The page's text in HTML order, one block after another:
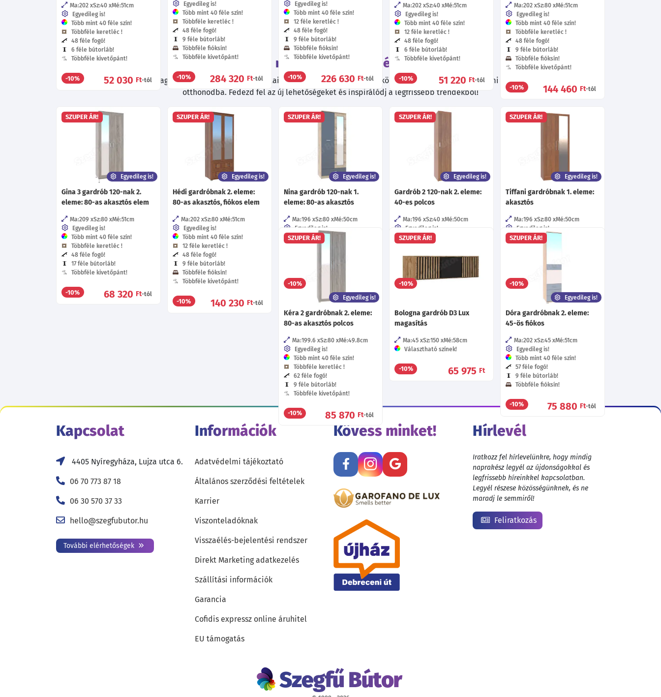
Ma:202 Sz:40 Mé:51cm
Egyedileg is!
Több mint 40 féle szín!
Többféle keretléc !
48 féle fogó!
6 féle bútorláb!
Többféle kivetőpánt!
-10% 52 030 Ft-tól
Egyedileg is!
Több mint 40 féle szín!
Többféle keretléc !
48 féle fogó!
9 féle bútorláb!
Többféle fióksín!
Többféle kivetőpánt!
-10% 284 320 Ft-tól
Egyedileg is!
Több mint 40 féle szín!
12 féle keretléc !
48 féle fogó!
9 féle bútorláb!
Többféle fióksín!
Többféle kivetőpánt!
-10% 226 630 Ft-tól
Ma:202 Sz:40 Mé:51cm
Egyedileg is!
Több mint 40 féle szín!
12 féle keretléc !
48 féle fogó!
6 féle bútorláb!
Többféle kivetőpánt!
-10% 51 220 Ft-tól
Ma:202 Sz:80 Mé:51cm
Egyedileg is!
Több mint 40 féle szín!
Többféle keretléc !
48 féle fogó!
9 féle bútorláb!
Többféle fióksín!
Többféle kivetőpánt!
-10% 144 460 Ft-tól
Tekintsd meg ezeket a termékeket is!
Böngészés közben ne hagyd ki a további kiváló ajánlatainkat! Válogatott termékeink között biztosan találsz olyat, ami tökéletesen illeszkedik
otthonodba. Fedezd fel az új lehetőségeket és inspirálódj a legfrissebb trendekből!
SZUPER ÁR!
Egyedileg is!
Gina 3 gardrób 120-nak 2.
eleme: 80-as akasztós elem
Ma:209 Sz:80 Mé:51cm
Egyedileg is!
Több mint 40 féle szín!
Többféle keretléc !
48 féle fogó!
17 féle bútorláb!
Többféle kivetőpánt!
-10% 68 320 Ft-tól
SZUPER ÁR!
Egyedileg is!
Hédi gardróbnak 2. eleme:
80-as akasztós, fiókos elem
Ma:202 Sz:80 Mé:51cm
Egyedileg is!
Több mint 40 féle szín!
12 féle keretléc !
48 féle fogó!
9 féle bútorláb!
Többféle fióksín!
Többféle kivetőpánt!
-10% 140 230 Ft-tól
SZUPER ÁR!
Egyedileg is!
Nina gardrób 120-nak 1.
eleme: 80-as akasztós
Ma:196 Sz:80 Mé:50cm
Egyedileg is!
Több mint 40 féle szín!
Többféle kivetőpánt!
-10%
SZUPER ÁR!
Egyedileg is!
Gardrób 2 120-nak 2. eleme:
40-es polcos
Ma:196 Sz:40 Mé:50cm
Egyedileg is!
Több mint 40 féle szín!
48 féle fogó!
Többféle kivetőpánt!
-10%
SZUPER ÁR!
Egyedileg is!
Tiffani gardróbnak 1. eleme:
akasztós
Ma:196 Sz:80 Mé:50cm
Egyedileg is!
Több mint 40 féle szín!
Többféle kivetőpánt!
-10% 68 500
SZUPER ÁR!
Egyedileg is!
Kéra 2 gardróbnak 2. eleme:
80-as akasztós polcos
Ma:199.6 Sz:80 Mé:49.8cm
Egyedileg is!
Több mint 40 féle szín!
Többféle keretléc !
62 féle fogó!
9 féle bútorláb!
Többféle kivetőpánt!
-10% 85 870 Ft-tól
SZUPER ÁR!
Bologna gardrób D3 Lux
magasítás
Ma:45 Sz:150 Mé:58cm
Választható színek!
-10% 65 975 Ft
SZUPER ÁR!
Egyedileg is!
Dóra gardróbnak 2. eleme:
45-ös fiókos
Ma:202 Sz:45 Mé:51cm
Egyedileg is!
Több mint 40 féle szín!
57 féle fogó!
9 féle bútorláb!
Többféle fióksín!
-10% 75 880 Ft-tól
Kapcsolat
4405 Nyíregyháza, Lujza utca 6.
06 70 773 87 18
06 30 570 37 33
hello@szegfubutor.hu
További elérhetőségek
Információk
Adatvédelmi tájékoztató
Általános szerződési feltételek
Karrier
Viszonteladóknak
Visszaélés-bejelentési rendszer
Direkt Marketing adatkezelés
Szállítási információk
Garancia
Cofidis expressz online áruhitel
EU támogatás
Kövess minket! Hírlevél
Iratkozz fel hírlevelünkre, hogy mindig
naprakész legyél az újdonságokkal és
legfrissebb híreinkkel kapcsolatban.
Legyél részese közösségünknek, és ne
maradj le semmiről!
Feliratkozás